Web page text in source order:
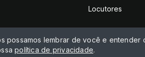
Locutores
lembrar de você e entender
política de privacidade.